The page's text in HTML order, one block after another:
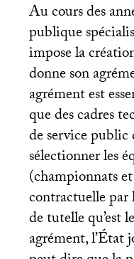
Au cours des
publique
impose la
donne son
agrément est
que des cadres
de service
sélectionner les
(championnats
contractuelle par
de tutelle qu’est
agrément, l’État